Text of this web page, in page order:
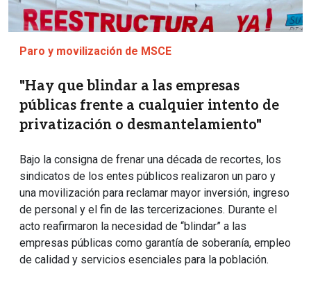
Paro y movilización de MSCE
"Hay que blindar a las empresas
públicas frente a cualquier intento de
privatización o desmantelamiento"
Bajo la consigna de frenar una década de recortes, los
sindicatos de los entes públicos realizaron un paro y
una movilización para reclamar mayor inversión, ingreso
de personal y el fin de las tercerizaciones. Durante el
acto reafirmaron la necesidad de “blindar” a las
empresas públicas como garantía de soberanía, empleo
de calidad y servicios esenciales para la población.